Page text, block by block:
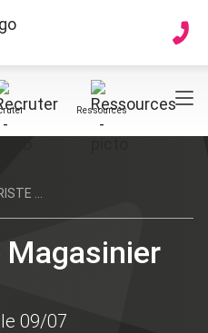
Ressources
...
Magasinier
09/07